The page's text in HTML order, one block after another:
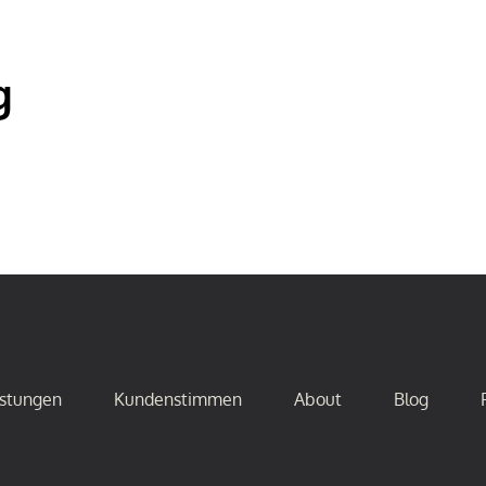
Kundenstimmen About Blog